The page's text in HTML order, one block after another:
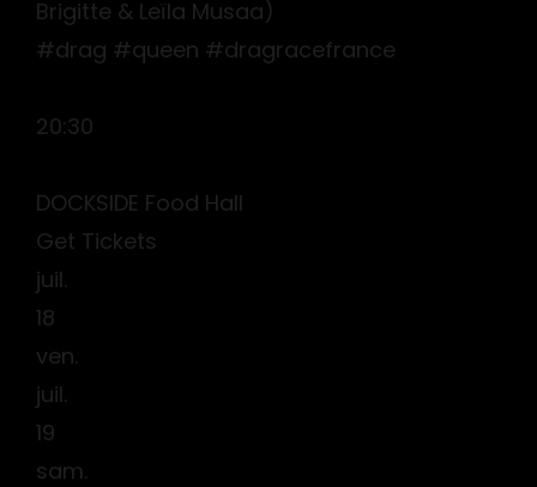
Brigitte & Leïla Musaa)
#drag #queen #dragracefrance
20:30
DOCKSIDE Food Hall
Get Tickets
juil.
18
ven.
juil.
19
sam.